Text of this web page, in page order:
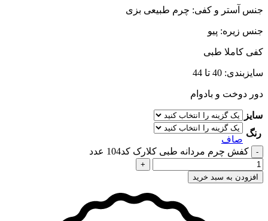
جنس آستر و کفی: چرم طبیعی بزی
جنس زیره: پیو
کفی کاملا طبی
سایزبندی: 40 تا 44
دور دوخت و بادوام
سایز
رنگ
صاف
کفش چرم مردانه طبی کلارک کد104 عدد
افزودن به سبد خرید